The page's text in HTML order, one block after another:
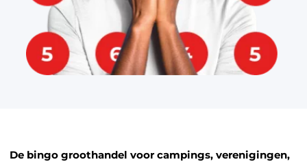
De bingo groothandel voor campings, verenigingen,